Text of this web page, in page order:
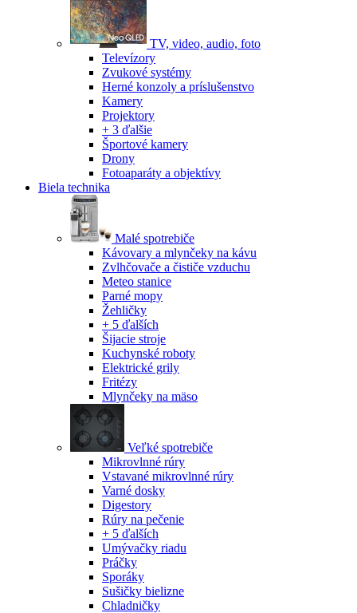
TV, video, audio, foto
Televízory
Zvukové systémy
Herné konzoly a príslušenstvo
Kamery
Projektory
+ 3 ďalšie
Športové kamery
Drony
Fotoaparáty a objektívy
Biela technika
Malé spotrebiče
Kávovary a mlynčeky na kávu
Zvlhčovače a čističe vzduchu
Meteo stanice
Parné mopy
Žehličky
+ 5 ďalších
Šijacie stroje
Kuchynské roboty
Elektrické grily
Fritézy
Mlynčeky na mäso
Veľké spotrebiče
Mikrovlnné rúry
Vstavané mikrovlnné rúry
Varné dosky
Digestory
Rúry na pečenie
+ 5 ďalších
Umývačky riadu
Práčky
Sporáky
Sušičky bielizne
Chladničky